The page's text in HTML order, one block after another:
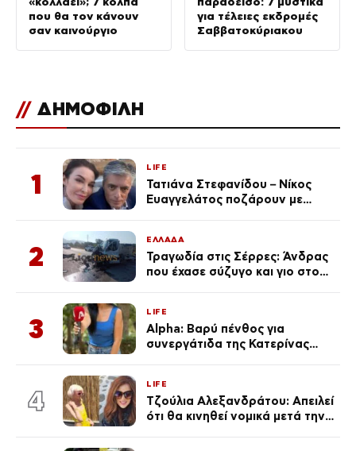
που θα τον κάνουν
σαν καινούργιο
για τέλειες εκδρομές
Σαββατοκύριακου
// ΔΗΜΟΦΙΛΗ
1
LIFE
Τατιάνα Στεφανίδου – Νίκος
Ευαγγελάτος ποζάρουν με
2
ΕΛΛΑΔΑ
Τραγωδία στις Σέρρες: Άνδρας
που έχασε σύζυγο και γιο στο
3
LIFE
Alpha: Βαρύ πένθος για
συνεργάτιδα της Κατερίνας
του Θεού»
4
LIFE
Τζούλια Αλεξανδράτου: Απειλεί
ότι θα κινηθεί νομικά μετά την